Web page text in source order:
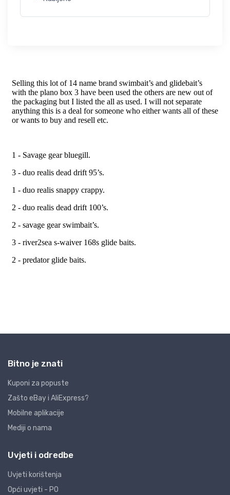
Bitno je znati
Kuponi za popuste
Zašto eBay i AliExpress?
Mobilne aplikacije
Mediji o nama
Uvjeti i odredbe
Uvjeti korištenja
Opći uvjeti - PO